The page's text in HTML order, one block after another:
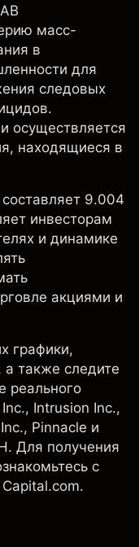
масс-
в
для
следовых
осуществляется
находящиеся в
составляет 9.004
инвесторам
и динамике
акциями и
графики,
также следите
реального
Intrusion Inc.,
, Pinnacle и
. Для получения
с